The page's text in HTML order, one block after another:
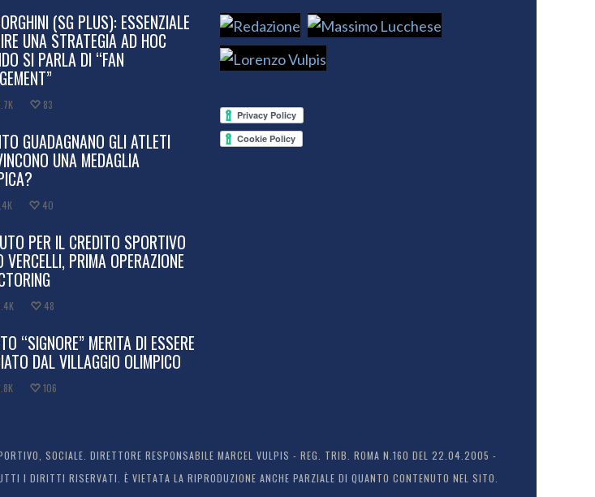
(SG PLUS): ESSENZIALE
UNA STRATEGIA AD HOC
SI PARLA DI “FAN
83
GUADAGNANO GLI ATLETI
UNA MEDAGLIA
40
PER IL CREDITO SPORTIVO
VERCELLI, PRIMA OPERAZIONE
48
“SIGNORE” MERITA DI ESSERE
DAL VILLAGGIO OLIMPICO
106
SOCIALE. DIRETTORE RESPONSABILE MARCEL VULPIS - REG. TRIB. ROMA N.160 DEL 22.04.2005 -
RISERVATI. È VIETATA LA RIPRODUZIONE ANCHE PARZIALE DI QUANTO CONTENUTO NEL SITO.